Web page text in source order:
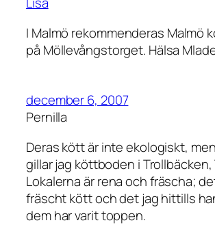
I Malmö rekommenderas Malmö
på Möllevångstorget. Hälsa
december 6, 2007
Pernilla
Deras kött är inte ekologiskt,
gillar jag köttboden i Trollbäcken,
Lokalerna är rena och fräscha;
fräscht kött och det jag hittills
dem har varit toppen.